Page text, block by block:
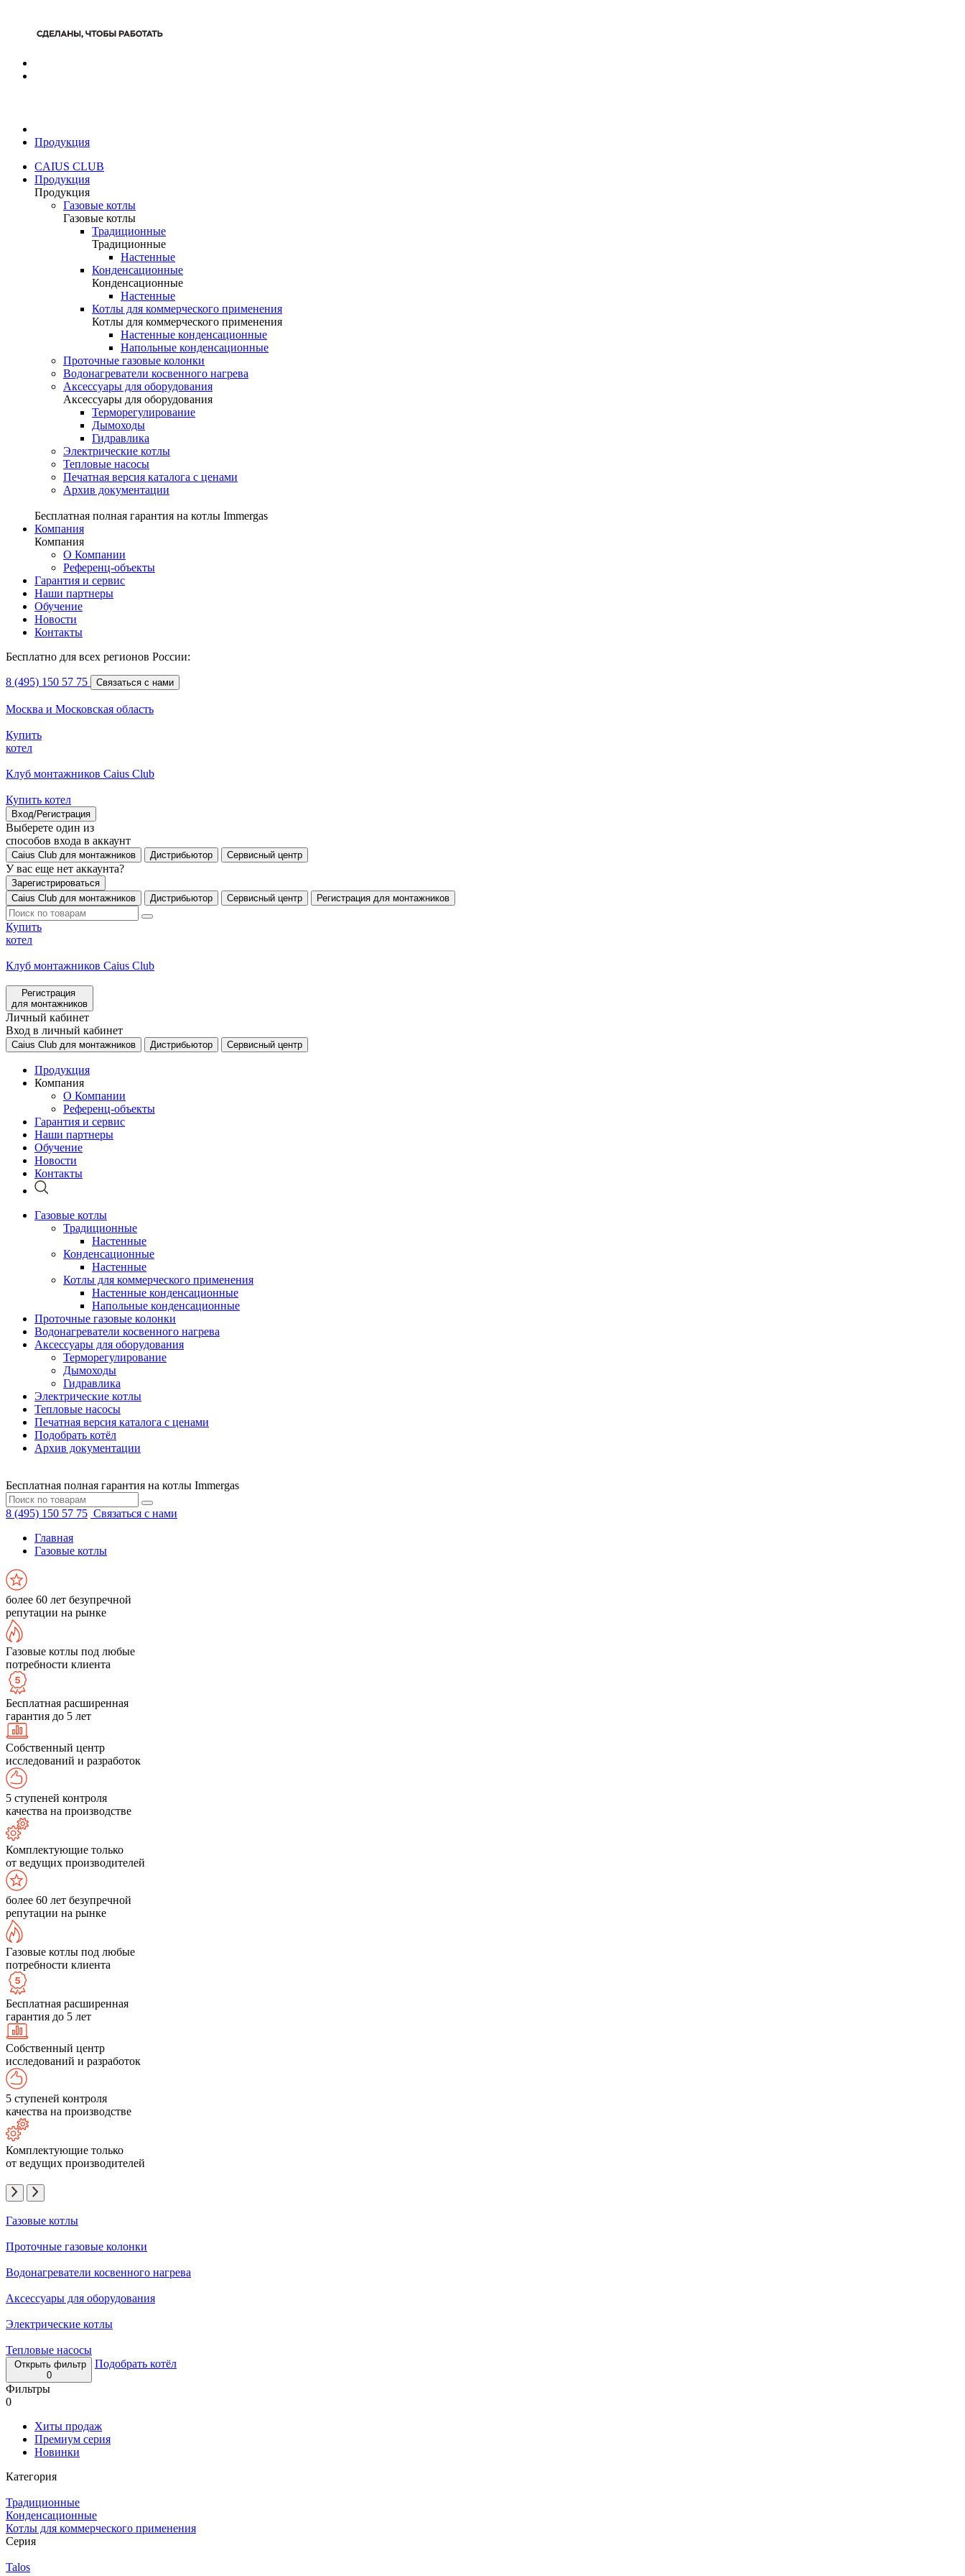
Продукция
CAIUS CLUB
Продукция
Продукция
Газовые котлы
Газовые котлы
Традиционные
Традиционные
Настенные
Конденсационные
Конденсационные
Настенные
Котлы для коммерческого применения
Котлы для коммерческого применения
Настенные конденсационные
Напольные конденсационные
Проточные газовые колонки
Водонагреватели косвенного нагрева
Аксессуары для оборудования
Аксессуары для оборудования
Терморегулирование
Дымоходы
Гидравлика
Электрические котлы
Тепловые насосы
Печатная версия каталога с ценами
Архив документации
Бесплатная полная гарантия на котлы Immergas
Компания
Компания
О Компании
Референц-объекты
Гарантия и сервис
Наши партнеры
Обучение
Новости
Контакты
Бесплатно для всех регионов России:
8 (495) 150 57 75 Связаться с нами
Москва и Московская область
Купить
котел
Клуб монтажников Caius Club
Купить котел
Вход/Регистрация
Выберете один из
способов входа в аккаунт
Caius Club для монтажников Дистрибьютор Сервисный центр
У вас еще нет аккаунта?
Зарегистрироваться
Caius Club для монтажников
Дистрибьютор Сервисный центр Регистрация для монтажников
Купить
котел
Клуб монтажников Caius Club
Регистрация
для монтажников
Личный кабинет
Вход в личный кабинет
Caius Club для монтажников Дистрибьютор Сервисный центр
Продукция
Компания
О Компании
Референц-объекты
Гарантия и сервис
Наши партнеры
Обучение
Новости
Контакты
Газовые котлы
Традиционные
Настенные
Конденсационные
Настенные
Котлы для коммерческого применения
Настенные конденсационные
Напольные конденсационные
Проточные газовые колонки
Водонагреватели косвенного нагрева
Аксессуары для оборудования
Терморегулирование
Дымоходы
Гидравлика
Электрические котлы
Тепловые насосы
Печатная версия каталога с ценами
Подобрать котёл
Архив документации
Бесплатная полная гарантия на котлы Immergas
8 (495) 150 57 75 Связаться с нами
Главная
Газовые котлы
более 60 лет безупречной
репутации на рынке
Газовые котлы под любые
потребности клиента
Бесплатная расширенная
гарантия до 5 лет
Собственный центр
исследований и разработок
5 ступеней контроля
качества на производстве
Комплектующие только
от ведущих производителей
более 60 лет безупречной
репутации на рынке
Газовые котлы под любые
потребности клиента
Бесплатная расширенная
гарантия до 5 лет
Собственный центр
исследований и разработок
5 ступеней контроля
качества на производстве
Комплектующие только
от ведущих производителей
Газовые котлы
Проточные газовые колонки
Водонагреватели косвенного нагрева
Аксессуары для оборудования
Электрические котлы
Тепловые насосы
Открыть фильтр
0
Подобрать котёл
Фильтры
0
Хиты продаж
Премиум серия
Новинки
Категория
Традиционные
Конденсационные
Котлы для коммерческого применения
Серия
Talos